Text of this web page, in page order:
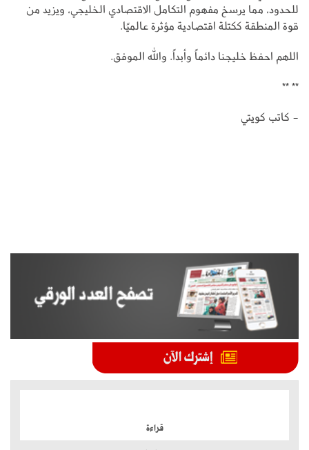
للحدود، مما يرسخ مفهوم التكامل الاقتصادي الخليجي، ويزيد من
قوة المنطقة ككتلة اقتصادية مؤثرة عالميًا.
اللهم احفظ خليجنا دائماً وأبداً. والله الموفق.
** **
- كاتب كويتي
قراءة